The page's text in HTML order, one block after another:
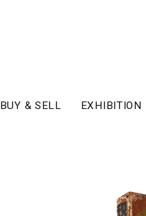
BUY & SELL EXHIBITION